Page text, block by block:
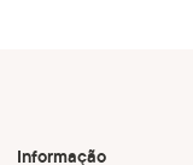
Informação